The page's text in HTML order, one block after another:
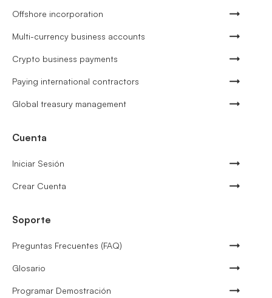
Offshore incorporation
Multi-currency business accounts
Crypto business payments
Paying international contractors
Global treasury management
Cuenta
Iniciar Sesión
Crear Cuenta
Soporte
Preguntas Frecuentes (FAQ)
Glosario
Programar Demostración